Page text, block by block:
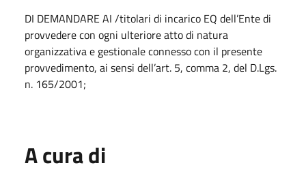
DI DEMANDARE AI /titolari di incarico EQ dell’Ente di
provvedere con ogni ulteriore atto di natura
organizzativa e gestionale connesso con il presente
provvedimento, ai sensi dell’art. 5, comma 2, del D.Lgs.
n. 165/2001;
A cura di